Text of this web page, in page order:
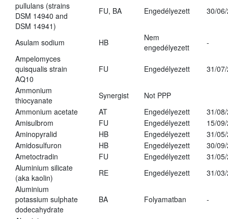
pullulans (strains
DSM 14940 and
DSM 14941)
FU, BA Engedélyezett 30/
Asulam sodium HB
Nem
engedélyezett
-
Ampelomyces
quisqualis strain
AQ10
FU Engedélyezett 31/
Ammonium
thiocyanate
Synergist
Not PPP
Ammonium acetate
AT Engedélyezett
31/
Amisulbrom
FU Engedélyezett
15/
Aminopyralid
HB Engedélyezett
31/
Amidosulfuron
HB Engedélyezett
30/
Ametoctradin
FU Engedélyezett
31/
Aluminium silicate
(aka kaolin)
RE Engedélyezett
31/
Aluminium
potassium sulphate
dodecahydrate
BA Folyamatban -